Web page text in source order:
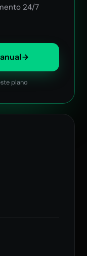
24/7
plano